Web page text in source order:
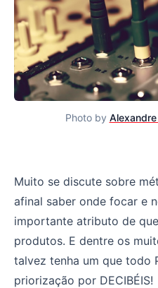
Photo by
Priorização por decibéis​
Muito se discute sobre
afinal saber onde focar e
importante atributo de
produtos. E dentre os
talvez tenha um que todo
priorização por DECIBÉIS!